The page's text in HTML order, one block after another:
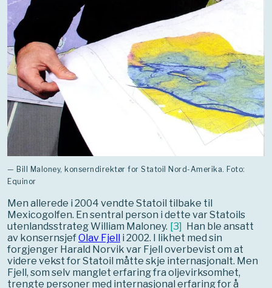
— Bill Maloney, konserndirektør for Statoil Nord-Amerika. Foto:
Equinor
Men allerede i 2004 vendte Statoil tilbake til
Mexicogolfen. En sentral person i dette var Statoils
utenlandsstrateg William Maloney. [3]
Han ble ansatt
av konsernsjefOlav Fjell
i 2002. I likhet med sin
forgjenger Harald Norvik var Fjell overbevist om at
videre vekst for Statoil måtte skje internasjonalt. Men
Fjell, som selv manglet erfaring fra oljevirksomhet,
trengte personer med internasjonal erfaring for å